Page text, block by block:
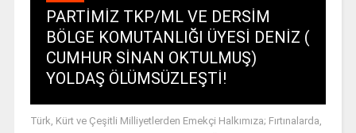
PARTİMİZ TKP/ML VE DERSİM
BÖLGE KOMUTANLIĞI ÜYESİ DENİZ (
CUMHUR SİNAN OKTULMUŞ)
YOLDAŞ ÖLÜMSÜZLEŞTİ!
Türk, Kürt ve Çeşitli Milliyetlerden Emekçi Halkımıza; Fırtınalarda,